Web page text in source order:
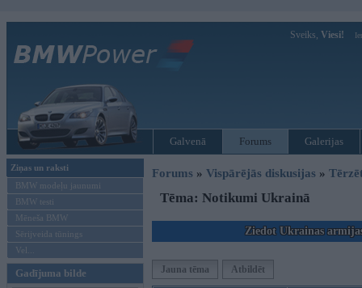
Sveiks, Viesi!
Galvenā Forums Galerijas
Ziņas un raksti
BMW modeļu jaunumi
BMW testi
Mēneša BMW
Sērijveida tūnings
Vel...
Gadījuma bilde
Forums » Vispārējās diskusijas »
Tēma: Notikumi Ukrainā
Ziedot Ukrainas
Jauna tēma Atbildēt